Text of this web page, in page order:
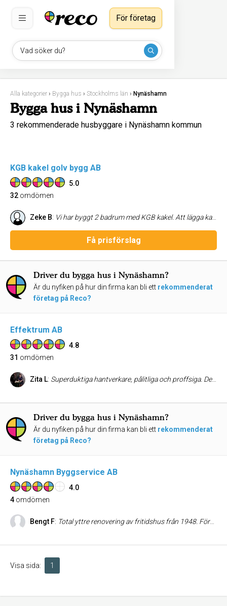
Vad söker du?
För företag
Alla kategorier › Bygga hus › Stockholms län › Nynäshamn
Bygga hus i Nynäshamn
3 rekommenderade husbyggare i Nynäshamn kommun
KGB kakel golv bygg AB
5.0
32 omdömen
Zeke B: Vi har byggt 2 badrum med KGB kakel. Att lägga kakel är både teknik och artisteri; du måste så klart se till att följa alla regler för säkert vatten, men finishen är till stor del artisteri. KGB är fantastiska när det gäller båda dessa aspekter, dom tänker och fixar så att det inte bara är funktionellt utan supersnyggt! Varmt rekommenderade!
Få prisförslag
Driver du bygga hus i Nynäshamn?
Är du nyfiken på hur din firma kan bli ett rekommenderat
företag på Reco?
Effektrum AB
4.8
31 omdömen
Zita L: Superduktiga hantverkare, pålitliga och proffsiga. De har utfört sitt arbete med ett kvalitetstänkande från offert till färdigställd entreprenad. Rekommenderar starkt!
Driver du bygga hus i Nynäshamn?
Är du nyfiken på hur din firma kan bli ett rekommenderat
företag på Reco?
Nynäshamn Byggservice AB
4.0
4 omdömen
Bengt F: Total yttre renovering av fritidshus från 1948. Först revs allt taktegel, varvid konstaterades att en del råspont behövde bytas. Efter det las ny papp, läkt och nytt tegel. Därefter revs befintlig befintlig träfasad som sedan tilläggisolerades innan ny fasad spikades och målades. Mycket bra bemötande både av ansvarig entreprenör och utförare. Speciellt nöjd med att alla tider hölls. Även tilläggsarbeten utfördes till full belåtenhet. Korrekt fakturering med ROT-avdrag. Innan beställning fick vi referens som kontaktades och lovordade företaget. Jag instämmer till fullo i detta.
Visa sida: 1